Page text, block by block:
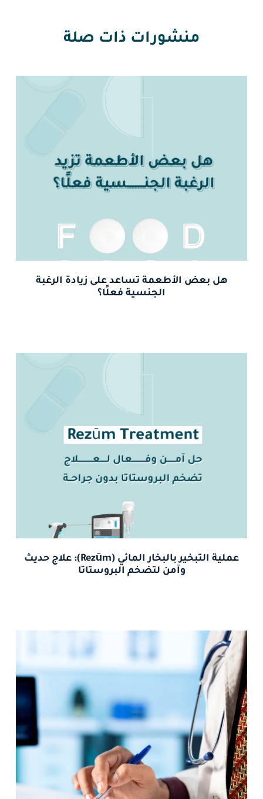
منشورات ذات صلة
هل بعض الأطعمة تساعد على زيادة الرغبة
الجنسية فعلًا؟
عملية التبخير بالبخار المائي (Rezūm): علاج حديث
وآمن لتضخم البروستاتا